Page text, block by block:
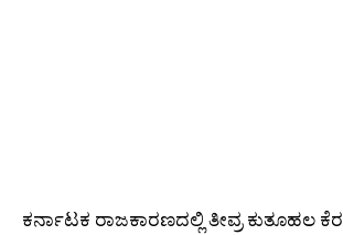
ಕರ್ನಾಟಕ ರಾಜಕಾರಣದಲ್ಲಿ ತೀವ್ರ ಕುತೂಹಲ